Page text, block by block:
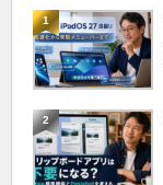
1
2